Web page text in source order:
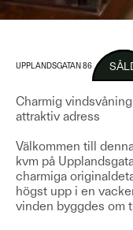
UPPLANDSGATAN 86
Charmig
attraktiv adress
Välkommen till
kvm på
charmiga
högst upp i en
vinden byggdes om